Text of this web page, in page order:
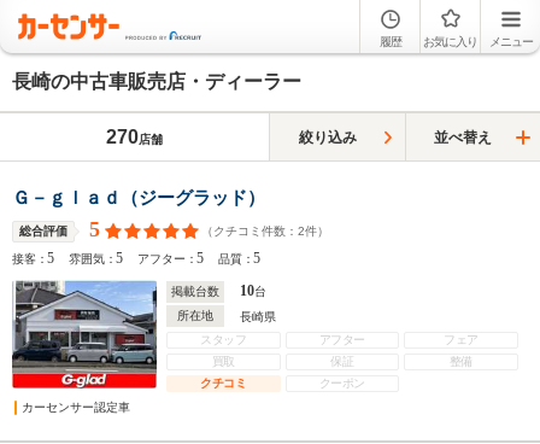
履歴 お気に入り メニュー
長崎の中古車販売店・ディーラー
270店舗 絞り込み 並べ替え
Ｇ－ｇｌａｄ（ジーグラッド）
総合評価 5 （クチコミ件数： 2件）
接客：5 雰囲気：5 アフター：5 品質：5
掲載台数 10台
所在地
長崎県
スタッフ
アフター
フェア
買取
保証
整備
クチコミ
クーポン
カーセンサー認定車